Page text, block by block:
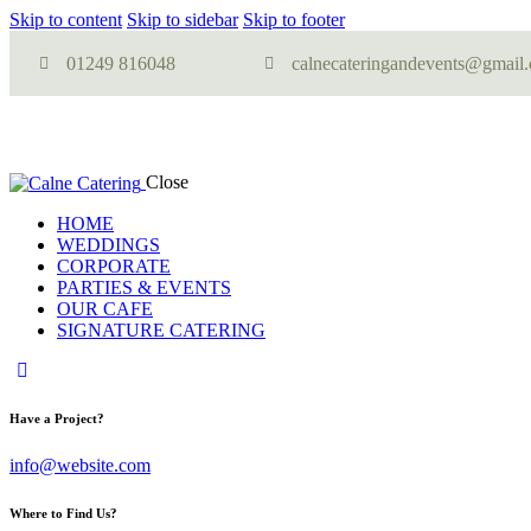
Skip to content Skip to sidebar Skip to footer
01249 816048
Close
HOME
WEDDINGS
CORPORATE
PARTIES & EVENTS
OUR CAFE
SIGNATURE CATERING
Have a Project?
info@website.com
Where to Find Us?